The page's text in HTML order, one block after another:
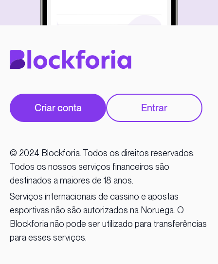
Criar conta Entrar
© 2024 Blockforia. Todos os direitos reservados.
Todos os nossos serviços financeiros são
destinados a maiores de 18 anos.
Serviços internacionais de cassino e apostas
esportivas não são autorizados na Noruega. O
Blockforia não pode ser utilizado para transferências
para esses serviços.